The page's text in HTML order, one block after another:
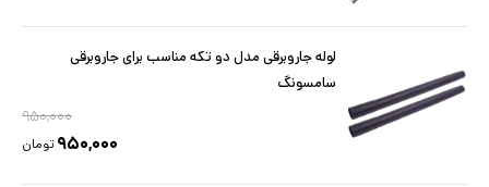
لوله جاروبرقی مدل دو تکه مناسب برای جاروبرقی
سامسونگ
۹۵۰,۰۰۰
۹۵۰,۰۰۰ تومان